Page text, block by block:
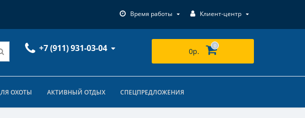
Время работы Клиент-центр
+7 (911) 931-03-04 0р.
0
ОХОТЫ АКТИВНЫЙ ОТДЫХ СПЕЦПРЕДЛОЖЕНИЯ